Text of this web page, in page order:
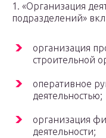
1. «Организация
подразделений»
организация
строительной
оперативное
деятельностью;
организация
деятельности;